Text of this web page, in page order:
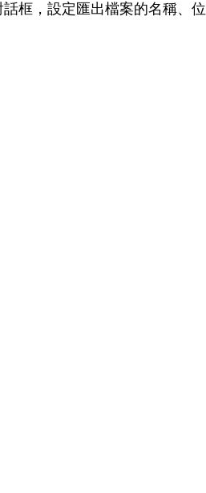
框，設定匯出檔案的名稱、位